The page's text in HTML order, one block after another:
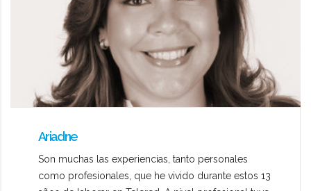
Ariadne
Son muchas las experiencias, tanto personales
como profesionales, que he vivido durante estos 13